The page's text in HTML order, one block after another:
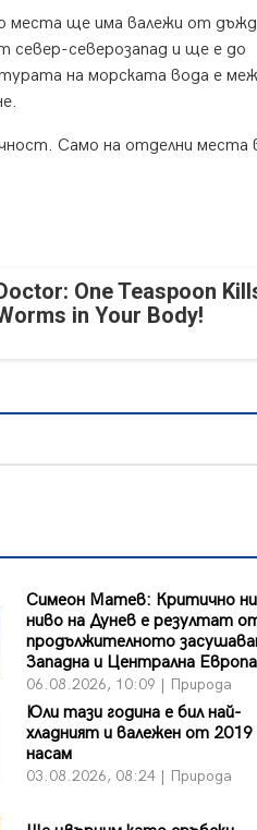
места ще има валежи от
северозапад и ще е до
на морската вода е
Само на отделни места
One Teaspoon
in Your Body!
Симеон Матев: Критично
ниво на Дунев е резултат
продължителното
Западна и Централна Европа
06.08.2026, 10:09 | Природа
Юли тази година е бил най-
хладният и валежен от 2019
насам
03.08.2026, 08:24 | Природа